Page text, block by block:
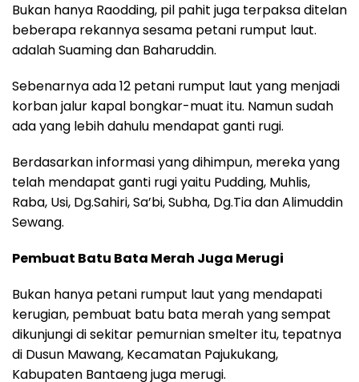
Bukan hanya Raodding, pil pahit juga terpaksa ditelan
beberapa rekannya sesama petani rumput laut.
adalah Suaming dan Baharuddin.
Sebenarnya ada 12 petani rumput laut yang menjadi
korban jalur kapal bongkar-muat itu. Namun sudah
ada yang lebih dahulu mendapat ganti rugi.
Berdasarkan informasi yang dihimpun, mereka yang
telah mendapat ganti rugi yaitu Pudding, Muhlis,
Raba, Usi, Dg.Sahiri, Sa’bi, Subha, Dg.Tia dan Alimuddin
Sewang.
Pembuat Batu Bata Merah Juga Merugi
Bukan hanya petani rumput laut yang mendapati
kerugian, pembuat batu bata merah yang sempat
dikunjungi di sekitar pemurnian smelter itu, tepatnya
di Dusun Mawang, Kecamatan Pajukukang,
Kabupaten Bantaeng juga merugi.